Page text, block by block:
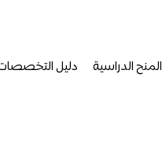
المنح الدراسية دليل